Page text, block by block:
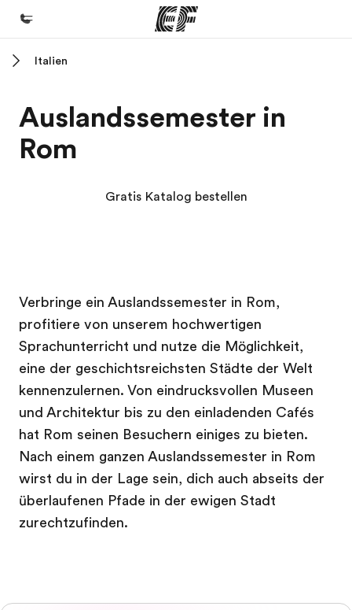
Programme
Alle Programme ansehen
Karriere
Teil des Teams werden
Italien
Auslandssemester in
Rom
Gratis Katalog bestellen
Verbringe ein Auslandssemester in Rom,
profitiere von unserem hochwertigen
Sprachunterricht und nutze die Möglichkeit,
eine der geschichtsreichsten Städte der Welt
kennenzulernen. Von eindrucksvollen Museen
und Architektur bis zu den einladenden Cafés
hat Rom seinen Besuchern einiges zu bieten.
Nach einem ganzen Auslandssemester in Rom
wirst du in der Lage sein, dich auch abseits der
überlaufenen Pfade in der ewigen Stadt
zurechtzufinden.